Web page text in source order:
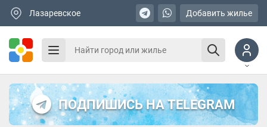
Лазаревское Добавить жилье
ПОДПИШИСЬ НА TELEGRAM